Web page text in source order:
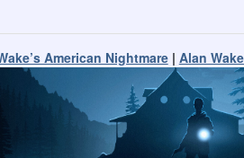
American Nightmare| Alan